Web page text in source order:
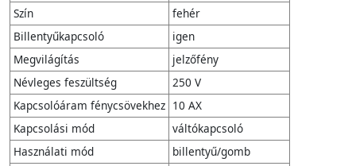
Szín
fehér
Billentyűkapcsoló
igen
Megvilágítás
jelzőfény
Névleges feszültség
250 V
Kapcsolóáram fénycsövekhez 10 AX
Kapcsolási mód
váltókapcsoló
Használati mód
billentyű/gomb